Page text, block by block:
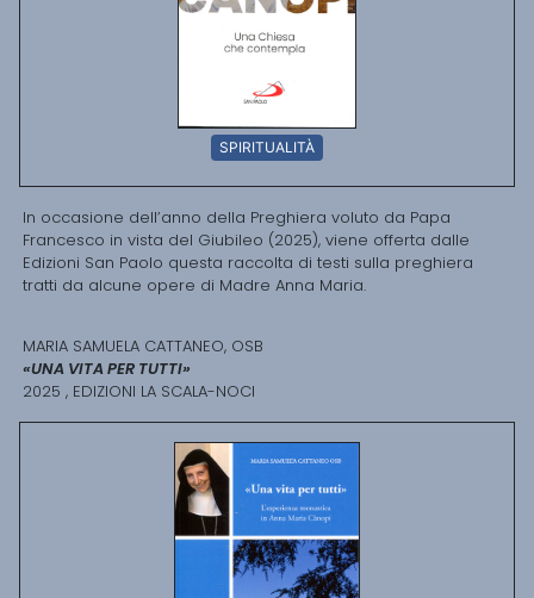
SPIRITUALITÀ
In occasione dell’anno della Preghiera voluto da Papa
Francesco in vista del Giubileo (2025), viene offerta dalle
Edizioni San Paolo questa raccolta di testi sulla preghiera
tratti da alcune opere di Madre Anna Maria.
MARIA SAMUELA CATTANEO, OSB
«UNA VITA PER TUTTI»
2025 , EDIZIONI LA SCALA-NOCI